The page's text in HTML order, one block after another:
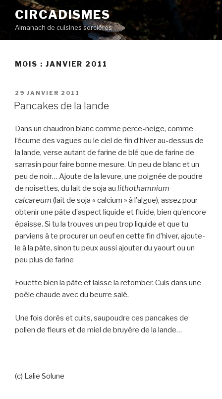
contenu
principal
CIRCADISMES
Almanach de cuisines sorcières
MOIS : JANVIER 2011
PUBLIÉ
LE
29 JANVIER 2011
Pancakes de la lande
Dans un chaudron blanc comme perce-neige, comme
l’écume des vagues ou le ciel de fin d’hiver au-dessus de
la lande, verse autant de farine de blé que de farine de
sarrasin pour faire bonne mesure. Un peu de blanc et un
peu de noir… Ajoute de la levure, une poignée de poudre
de noisettes, du lait de soja au lithothamnium
calcareum (lait de soja « calcium » à l’algue), assez pour
obtenir une pâte d’aspect liquide et fluide, bien qu’encore
épaisse. Si tu la trouves un peu trop liquide et que tu
parviens à te procurer un oeuf en cette fin d’hiver, ajoute-
le à la pâte, sinon tu peux aussi ajouter du yaourt ou un
peu plus de farine
Fouette bien la pâte et laisse la retomber. Cuis dans une
poêle chaude avec du beurre salé.
Une fois dorés et cuits, saupoudre ces pancakes de
pollen de fleurs et de miel de bruyère de la lande…
(c) Lalie Solune